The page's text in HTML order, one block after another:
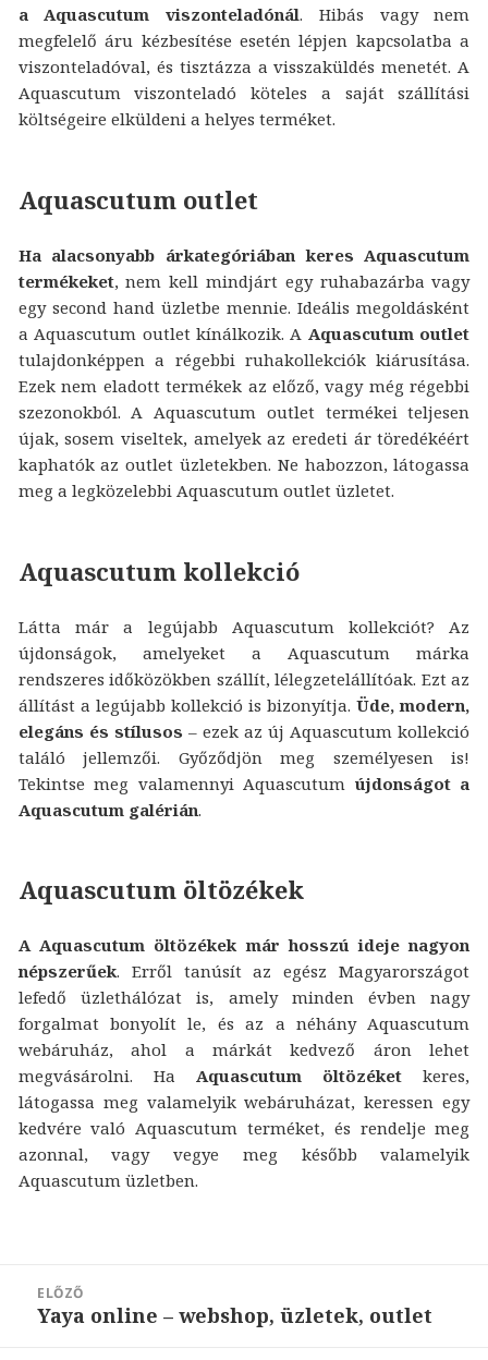
a Aquascutum viszonteladónál. Hibás vagy nem
megfelelő áru kézbesítése esetén lépjen kapcsolatba a
viszonteladóval, és tisztázza a visszaküldés menetét. A
Aquascutum viszonteladó köteles a saját szállítási
költségeire elküldeni a helyes terméket.
Aquascutum outlet
Ha alacsonyabb árkategóriában keres Aquascutum
termékeket, nem kell mindjárt egy ruhabazárba vagy
egy second hand üzletbe mennie. Ideális megoldásként
a Aquascutum outlet kínálkozik. A Aquascutum outlet
tulajdonképpen a régebbi ruhakollekciók kiárusítása.
Ezek nem eladott termékek az előző, vagy még régebbi
szezonokból. A Aquascutum outlet termékei teljesen
újak, sosem viseltek, amelyek az eredeti ár töredékéért
kaphatók az outlet üzletekben. Ne habozzon, látogassa
meg a legközelebbi Aquascutum outlet üzletet.
Aquascutum kollekció
Látta már a legújabb Aquascutum kollekciót? Az
újdonságok, amelyeket a Aquascutum márka
rendszeres időközökben szállít, lélegzetelállítóak. Ezt az
állítást a legújabb kollekció is bizonyítja.Üde, modern,
elegáns és stílusos – ezek az új Aquascutum kollekció
találó jellemzői. Győződjön meg személyesen is!
Tekintse meg valamennyi Aquascutum újdonságot a
Aquascutum galérián.
Aquascutum öltözékek
A Aquascutum öltözékek már hosszú ideje nagyon
népszerűek. Erről tanúsít az egész Magyarországot
lefedő üzlethálózat is, amely minden évben nagy
forgalmat bonyolít le, és az a néhány Aquascutum
webáruház, ahol a márkát kedvező áron lehet
megvásárolni. Ha Aquascutum öltözéket keres,
látogassa meg valamelyik webáruházat, keressen egy
kedvére való Aquascutum terméket, és rendelje meg
azonnal, vagy vegye meg később valamelyik
Aquascutum üzletben.
navigáció
ELŐZŐ
Korábbi
Yaya online – webshop, üzletek, outlet